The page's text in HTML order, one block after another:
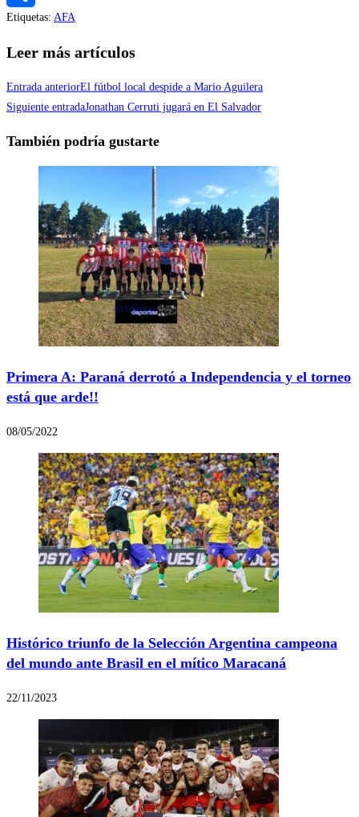
Compartir
Etiquetas: AFA
Leer más artículos
Entrada anteriorEl fútbol local despide a Mario Aguilera
Siguiente entradaJonathan Cerruti jugará en El Salvador
También podría gustarte
Primera A: Paraná derrotó a Independencia y el torneo
está que arde!!
08/05/2022
Histórico triunfo de la Selección Argentina campeona
del mundo ante Brasil en el mítico Maracaná
22/11/2023